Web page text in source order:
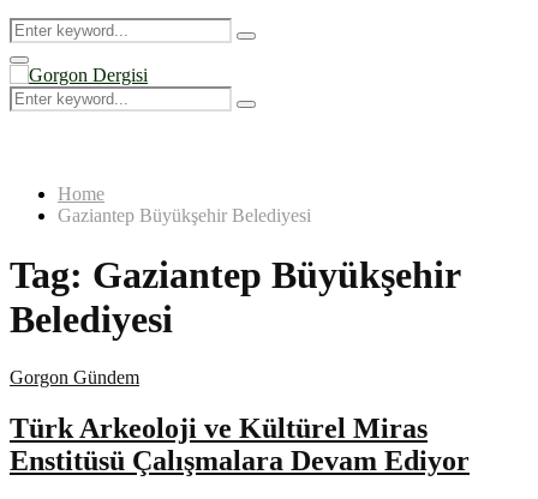
Search
for:
Search
Primary
Menu
Search
for:
Search
Home
Gaziantep Büyükşehir Belediyesi
Tag: Gaziantep Büyükşehir
Belediyesi
Gorgon Gündem
Türk Arkeoloji ve Kültürel Miras
Enstitüsü Çalışmalara Devam Ediyor